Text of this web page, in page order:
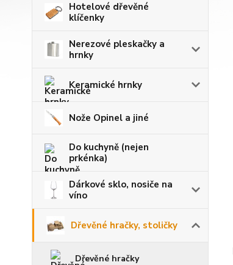
Hotelové dřevěné
klíčenky
Nerezové pleskačky a
hrnky
Keramické hrnky
Nože Opinel a jiné
Do kuchyně (nejen
prkénka)
Dárkové sklo, nosiče na
víno
Dřevěné hračky, stoličky
Dřevěné hračky